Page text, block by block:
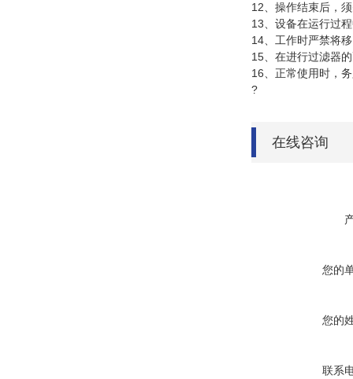
12、操作结束后，
13、设备在运行过
14、工作时严禁将
15、在进行过滤器
16、正常使用时，
?
在线咨询
您的
您的
联系